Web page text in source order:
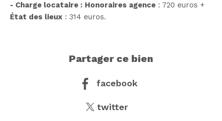
- Charge locataire : Honoraires agence : 720 euros +
État des lieux : 314 euros.
partager ce bien
facebook
twitter